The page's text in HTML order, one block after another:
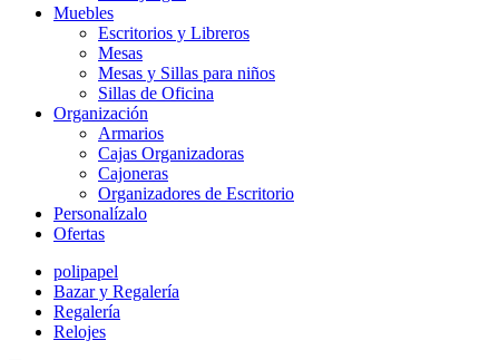
Muebles
Escritorios y Libreros
Mesas
Mesas y Sillas para niños
Sillas de Oficina
Organización
Armarios
Cajas Organizadoras
Cajoneras
Organizadores de Escritorio
Personalízalo
Ofertas
polipapel
Bazar y Regalería
Regalería
Relojes